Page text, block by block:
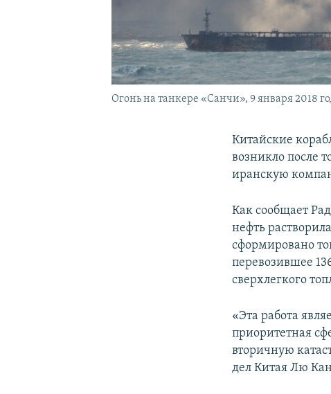
Огонь на танкере «Санчи», 9 января 2018
Китайские
возникло после
иранскую
Как сообщает
нефть
сформировано
перевозившее
сверхлегкого
«Эта работа
приоритетная
вторичную
дел Китая Лю